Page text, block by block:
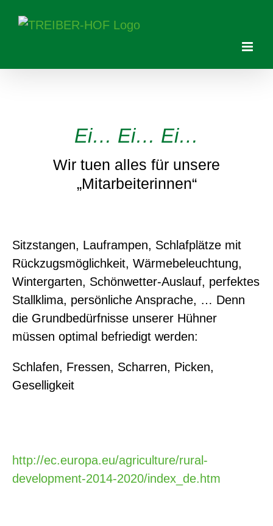
Ei… Ei… Ei…
Wir tuen alles für unsere
„Mitarbeiterinnen“
Sitzstangen, Lauframpen, Schlafplätze mit
Rückzugsmöglichkeit, Wärmebeleuchtung,
Wintergarten, Schönwetter-Auslauf, perfektes
Stallklima, persönliche Ansprache, … Denn
die Grundbedürfnisse unserer Hühner
müssen optimal befriedigt werden:
Schlafen, Fressen, Scharren, Picken,
Geselligkeit
http://ec.europa.eu/agriculture/rural-
development-2014-2020/index_de.htm